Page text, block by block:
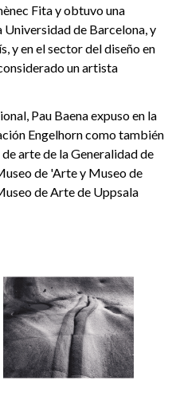
Fita y obtuvo una
de Barcelona, y
y en el sector del diseño en
un artista
Pau Baena expuso en la
Engelhorn como también
arte de la Generalidad de
de 'Arte y Museo de
de Arte de Uppsala